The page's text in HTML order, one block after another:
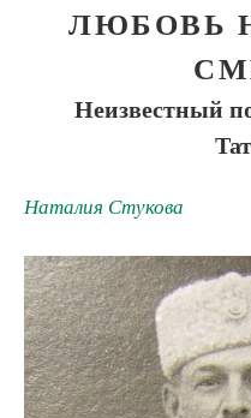
ЛЮБОВЬ
Неизвестный
Наталия Стукова